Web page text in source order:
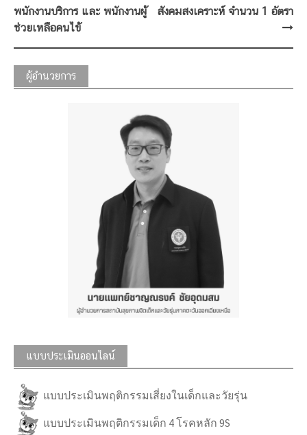
พนักงานบริการ และ พนักงานผู้
ช่วยเหลือคนไข้
สังคมสงเคราะห์ จำนวน 1 อัตรา
ผู้อำนวยการ
แบบประเมินออนไลน์
แบบประเมินพฤติกรรมเสี่ยงในเด็กและวัยรุ่น
แบบประเมินพฤติกรรมเด็ก 4 โรคหลัก 9S